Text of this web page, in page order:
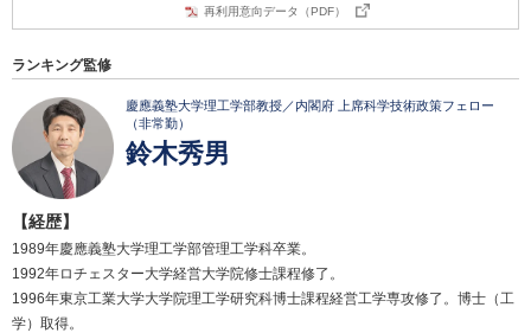
再利用意向データ（PDF）
ランキング監修
慶應義塾大学理工学部教授／内閣府 上席科学技術政策フェロー
（非常勤）
鈴木秀男
【経歴】
1989年慶應義塾大学理工学部管理工学科卒業。
1992年ロチェスター大学経営大学院修士課程修了。
1996年東京工業大学大学院理工学研究科博士課程経営工学専攻修了。博士（工
学）取得。